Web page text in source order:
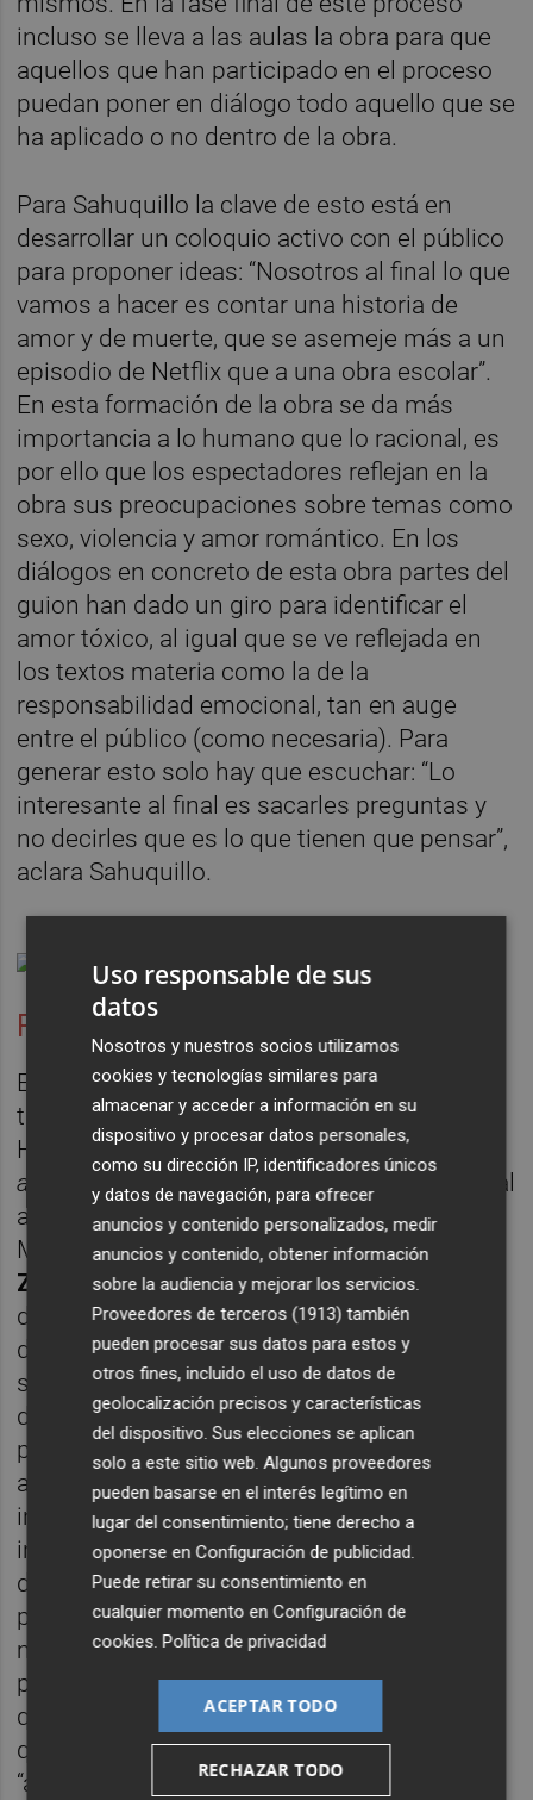
incluso se lleva a las aulas la obra para que
aquellos que han participado en el proceso
puedan poner en diálogo todo aquello que se
ha aplicado o no dentro de la obra.
Para Sahuquillo la clave de esto está en
desarrollar un coloquio activo con el público
para proponer ideas: “Nosotros al final lo que
vamos a hacer es contar una historia de
amor y de muerte, que se asemeje más a un
episodio de Netflix que a una obra escolar”.
En esta formación de la obra se da más
importancia a lo humano que lo racional, es
por ello que los espectadores reflejan en la
obra sus preocupaciones sobre temas como
sexo, violencia y amor romántico. En los
diálogos en concreto de esta obra partes del
guion han dado un giro para identificar el
amor tóxico, al igual que se ve reflejada en
los textos materia como la de la
responsabilidad emocional, tan en auge
entre el público (como necesaria). Para
generar esto solo hay que escuchar: “Lo
interesante al final es sacarles preguntas y
no decirles que es lo que tienen que pensar”,
aclara Sahuquillo.
Rejuvenecer la escena
En esta fase de desarrollo del proyecto
también se encuentra la Companyia
Hongaresa de Teatre, conEl tiempo
arrebatado,
que se conforma también junto al
apoyo de la concejalía de juventud de Camp
Morvedre. En esta obra, dirigida porPaco
Zarzoso, los jóvenes muestran un extenso
diálogo sobre las heridas contemporáneas
de las generaciones pasadas, una trama
sobre el amor, la muerte y la vida. En este
diálogo jóvenes entre los 20 y 30 años son
portadores de las historias de sus propios
abuelos y le ponen voz a este diálogo
intergeneracional. Con el objetivo de
investigar cómo conformar una buena obra
de la mano joven Zarzoso encuentra varios
puntos clave en el desarrollo de su taller: “Es
muy importante que exista una respuesta
por parte de los jóvenes, y para ello tienen
que poder verse representados”, es por ello
que su obra cuenta con un elenco
“adolescente” ya que mejor vivirlo para
Uso responsable de sus
datos
Nosotros y nuestros socios utilizamos
cookies y tecnologías similares para
almacenar y acceder a información en su
dispositivo y procesar datos personales,
como su dirección IP, identificadores únicos
y datos de navegación, para ofrecer
anuncios y contenido personalizados, medir
anuncios y contenido, obtener información
sobre la audiencia y mejorar los servicios.
Proveedores de terceros (1913) también
pueden procesar sus datos para estos y
otros fines, incluido el uso de datos de
geolocalización precisos y características
del dispositivo. Sus elecciones se aplican
solo a este sitio web. Algunos proveedores
pueden basarse en el interés legítimo en
lugar del consentimiento; tiene derecho a
oponerse enConfiguración de publicidad
Puede retirar su consentimiento en
cualquier momento enConfiguración de
cookies .Política de privacidad
ACEPTAR TODO
RECHAZAR TODO